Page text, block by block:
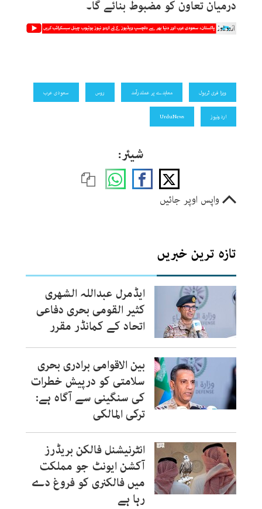
درمیان تعاون کو مضبوط بنائے گا۔
ویزا فری ٹریول معاہدے پر عملدرآمد روس سعودی عرب
اردونیوز UrduNews
شیئر:
واپس اوپر جائیں
تازہ ترین خبریں
ایڈمرل عبداللہ الشھری
کثیر القومی بحری دفاعی
اتحاد کے کمانڈر مقرر
بین الاقوامی برادری بحری
سلامتی کو درپیش خطرات
کی سنگینی سے آگاہ ہے:
ترکی المالکی
انٹرنیشنل فالکن بریڈرز
آکشن ایونٹ جو مملکت
میں فالکنری کو فروغ دے
رہا ہے